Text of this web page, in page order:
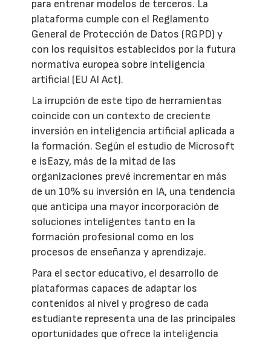
para entrenar modelos de terceros. La
plataforma cumple con el Reglamento
General de Protección de Datos (RGPD) y
con los requisitos establecidos por la futura
normativa europea sobre inteligencia
artificial (EU AI Act).
La irrupción de este tipo de herramientas
coincide con un contexto de creciente
inversión en inteligencia artificial aplicada a
la formación. Según el estudio de Microsoft
e isEazy, más de la mitad de las
organizaciones prevé incrementar en más
de un 10% su inversión en IA, una tendencia
que anticipa una mayor incorporación de
soluciones inteligentes tanto en la
formación profesional como en los
procesos de enseñanza y aprendizaje.
Para el sector educativo, el desarrollo de
plataformas capaces de adaptar los
contenidos al nivel y progreso de cada
estudiante representa una de las principales
oportunidades que ofrece la inteligencia